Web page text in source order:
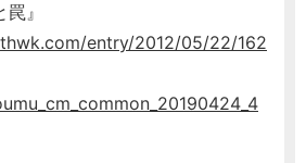
』
entry/2012/05/22/162